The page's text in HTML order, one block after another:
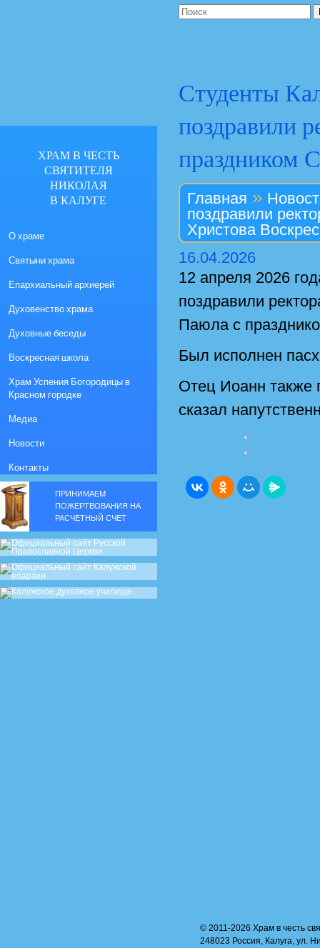
Студенты
поздравили
праздником
Главная »
поздравили
Христова
16.04.2026
12 апреля 2026
поздравили
Паюла с
Был исполнен
Отец Иоанн также
сказал
ХРАМ В ЧЕСТЬ
СВЯТИТЕЛЯ
НИКОЛАЯ
В КАЛУГЕ
О храме
Святыни храма
Епархиальный архиерей
Духовенство храма
Духовные беседы
Воскресная школа
Храм Успения Богородицы в
Красном городке
Медиа
Новости
Контакты
ПРИНИМАЕМ
ПОЖЕРТВОВАНИЯ НА
РАСЧЕТНЫЙ СЧЕТ
© 2011-2026 Храм в честь
248023 Россия, Калуга, ул.